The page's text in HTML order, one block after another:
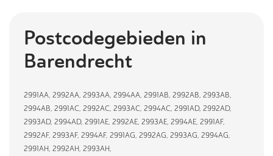
Postcodegebieden in
Barendrecht
2991AA, 2992AA, 2993AA, 2994AA, 2991AB, 2992AB, 2993AB,
2994AB, 2991AC, 2992AC, 2993AC, 2994AC, 2991AD, 2992AD,
2993AD, 2994AD, 2991AE, 2992AE, 2993AE, 2994AE, 2991AF,
2992AF, 2993AF, 2994AF, 2991AG, 2992AG, 2993AG, 2994AG,
2991AH, 2992AH, 2993AH,